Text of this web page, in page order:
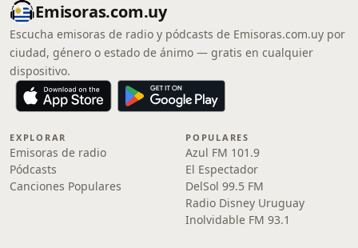
Emisoras.com.uy
Escucha emisoras de radio y pódcasts de Emisoras.com.uy por
ciudad, género o estado de ánimo — gratis en cualquier
dispositivo.
EXPLORAR
Emisoras de radio
Pódcasts
Canciones Populares
POPULARES
Azul FM 101.9
El Espectador
DelSol 99.5 FM
Radio Disney Uruguay
Inolvidable FM 93.1